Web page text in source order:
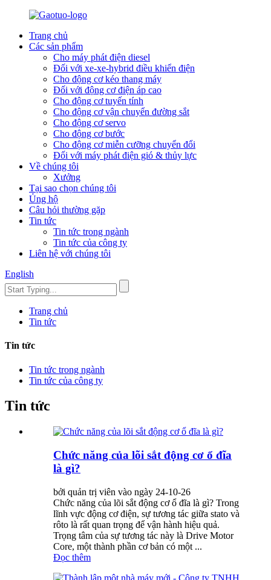
Trang chủ
Các sản phẩm
Cho máy phát điện diesel
Đối với xe-xe-hybrid điều khiển điện
Cho động cơ kéo thang máy
Đối với động cơ điện áp cao
Cho động cơ tuyến tính
Cho động cơ vận chuyển đường sắt
Cho động cơ servo
Cho động cơ bước
Cho động cơ miễn cưỡng chuyển đổi
Đối với máy phát điện gió & thủy lực
Về chúng tôi
Xưởng
Tại sao chọn chúng tôi
Ủng hộ
Câu hỏi thường gặp
Tin tức
Tin tức trong ngành
Tin tức của công ty
Liên hệ với chúng tôi
English
Trang chủ
Tin tức
Tin tức
Tin tức trong ngành
Tin tức của công ty
Tin tức
Chức năng của lõi sắt động cơ ổ đĩa
là gì?
bởi quản trị viên vào ngày 24-10-26
Chức năng của lõi sắt động cơ ổ đĩa là gì? Trong
lĩnh vực động cơ điện, sự tương tác giữa stato và
rôto là rất quan trọng để vận hành hiệu quả.
Trọng tâm của sự tương tác này là Drive Motor
Core, một thành phần cơ bản có một ...
Đọc thêm